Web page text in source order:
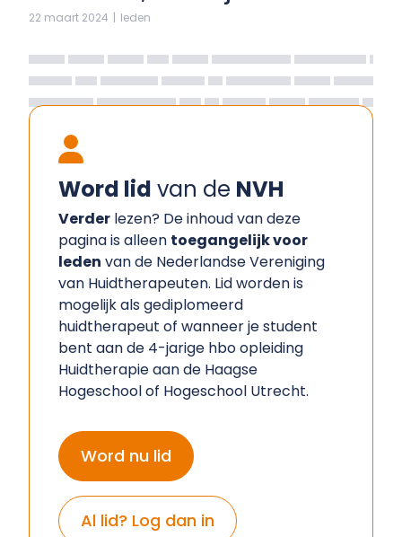
22 maart 2024 | leden
Word lid van de NVH
Verder lezen? De inhoud van deze
pagina is alleen toegangelijk voor
leden van de Nederlandse Vereniging
van Huidtherapeuten. Lid worden is
mogelijk als gediplomeerd
huidtherapeut of wanneer je student
bent aan de 4-jarige hbo opleiding
Huidtherapie aan de Haagse
Hogeschool of Hogeschool Utrecht.
Word nu lid
Al lid? Log dan in